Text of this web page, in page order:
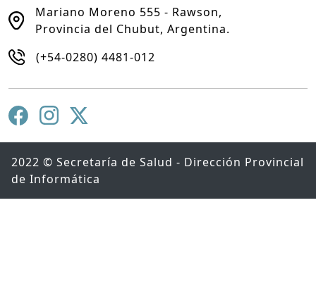
Mariano Moreno 555 - Rawson,
Provincia del Chubut, Argentina.
(+54-0280) 4481-012
2022 © Secretaría de Salud - Dirección Provincial
de Informática